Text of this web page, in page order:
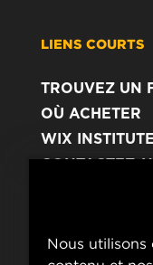
LIENS COURTS
TROUVEZ UN
OÙ ACHETER
WIX INSTITUTE
CONTACTEZ-
Nous utilisons